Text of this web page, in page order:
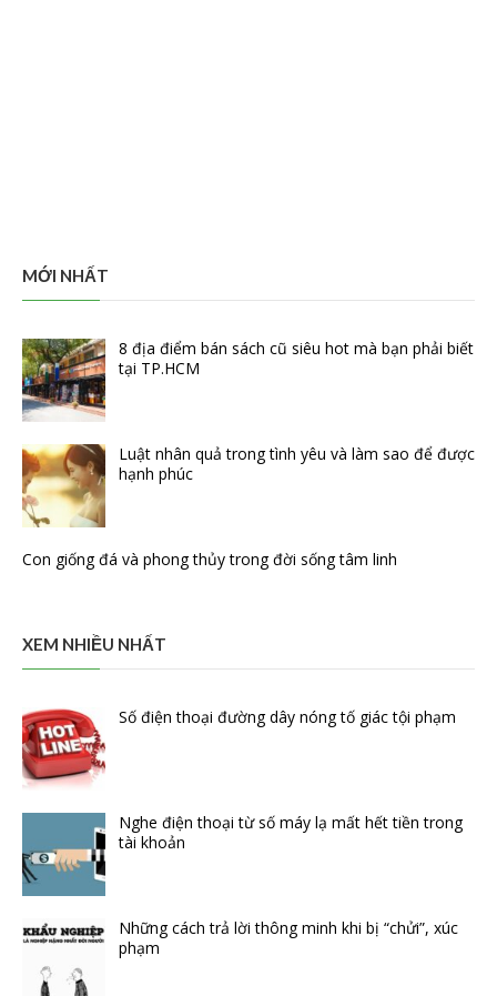
MỚI NHẤT
8 địa điểm bán sách cũ siêu hot mà bạn phải biết
tại TP.HCM
Luật nhân quả trong tình yêu và làm sao để được
hạnh phúc
Con giống đá và phong thủy trong đời sống tâm linh
XEM NHIỀU NHẤT
Số điện thoại đường dây nóng tố giác tội phạm
Nghe điện thoại từ số máy lạ mất hết tiền trong
tài khoản
Những cách trả lời thông minh khi bị “chửi”, xúc
phạm